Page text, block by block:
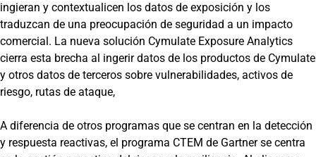
ingieran y contextualicen los datos de exposición y los
traduzcan de una preocupación de seguridad a un impacto
comercial. La nueva solución Cymulate Exposure Analytics
cierra esta brecha al ingerir datos de los productos de Cymulate
y otros datos de terceros sobre vulnerabilidades, activos de
riesgo, rutas de ataque,
A diferencia de otros programas que se centran en la detección
y respuesta reactivas, el programa CTEM de Gartner se centra